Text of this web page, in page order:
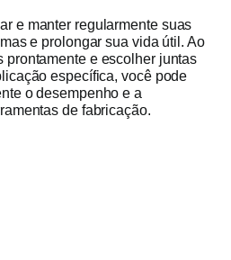
e manter regularmente suas
e prolongar sua vida útil. Ao
prontamente e escolher juntas
específica, você pode
o desempenho e a
de fabricação.